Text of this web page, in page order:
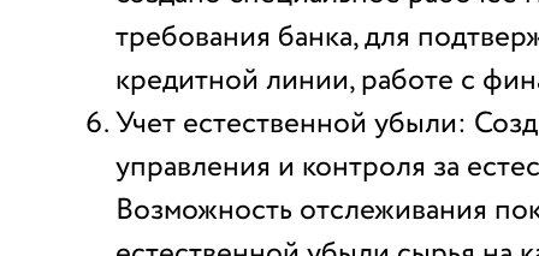
требования банка, для
кредитной линии, работе с
Учет естественной убыли:
управления и контроля за
Возможность отслеживания